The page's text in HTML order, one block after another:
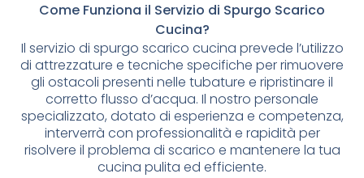
Come Funziona il Servizio di Spurgo Scarico
Cucina?
Il servizio di spurgo scarico cucina prevede l’utilizzo
di attrezzature e tecniche specifiche per rimuovere
gli ostacoli presenti nelle tubature e ripristinare il
corretto flusso d’acqua. Il nostro personale
specializzato, dotato di esperienza e competenza,
interverrà con professionalità e rapidità per
risolvere il problema di scarico e mantenere la tua
cucina pulita ed efficiente.